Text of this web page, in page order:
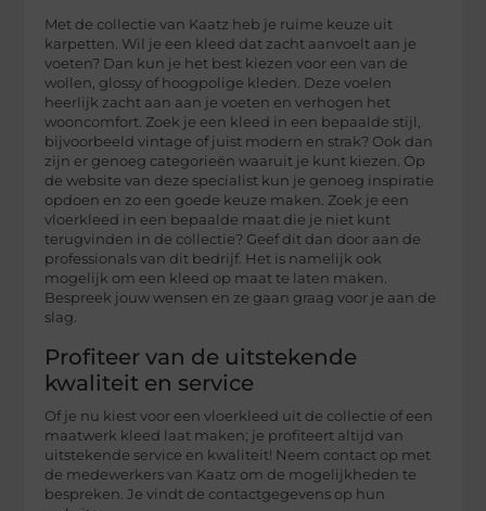
Met de collectie van Kaatz heb je ruime keuze uit
karpetten. Wil je een kleed dat zacht aanvoelt aan je
voeten? Dan kun je het best kiezen voor een van de
wollen, glossy of hoogpolige kleden. Deze voelen
heerlijk zacht aan aan je voeten en verhogen het
wooncomfort. Zoek je een kleed in een bepaalde stijl,
bijvoorbeeld vintage of juist modern en strak? Ook dan
zijn er genoeg categorieën waaruit je kunt kiezen. Op
de website van deze specialist kun je genoeg inspiratie
opdoen en zo een goede keuze maken. Zoek je een
vloerkleed in een bepaalde maat die je niet kunt
terugvinden in de collectie? Geef dit dan door aan de
professionals van dit bedrijf. Het is namelijk ook
mogelijk om een kleed op maat te laten maken.
Bespreek jouw wensen en ze gaan graag voor je aan de
slag.
Profiteer van de uitstekende
kwaliteit en service
Of je nu kiest voor een vloerkleed uit de collectie of een
maatwerk kleed laat maken; je profiteert altijd van
uitstekende service en kwaliteit! Neem contact op met
de medewerkers van Kaatz om de mogelijkheden te
bespreken. Je vindt de contactgegevens op hun